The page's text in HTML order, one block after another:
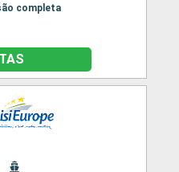
completa